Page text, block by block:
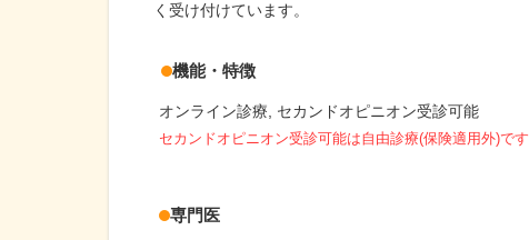
く受け付けています。
機能・特徴
オンライン診療 セカンドオピニオン受診可能
セカンドオピニオン受診可能は自由診療(保険適用外)です
専門医